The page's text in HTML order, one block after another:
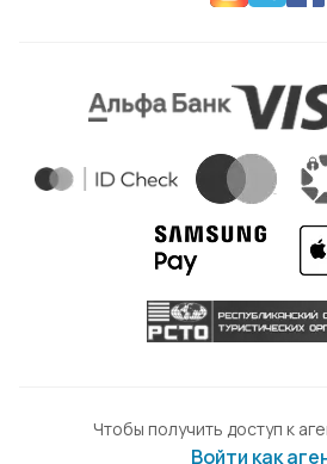
Чтобы получить доступ к
Войти как